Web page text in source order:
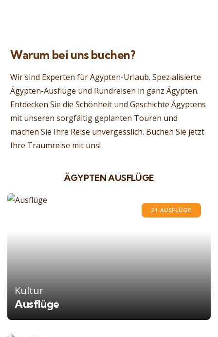
Warum bei uns buchen?
Wir sind Experten für Ägypten-Urlaub. Spezialisierte
Ägypten-Ausflüge und Rundreisen in ganz Ägypten.
Entdecken Sie die Schönheit und Geschichte Ägyptens
mit unseren sorgfältig geplanten Touren und
machen Sie Ihre Reise unvergesslich. Buchen Sie jetzt
Ihre Traumreise mit uns!
ÄGYPTEN AUSFLÜGE
21 AUSFLÜGE
Kultur
Ausflüge